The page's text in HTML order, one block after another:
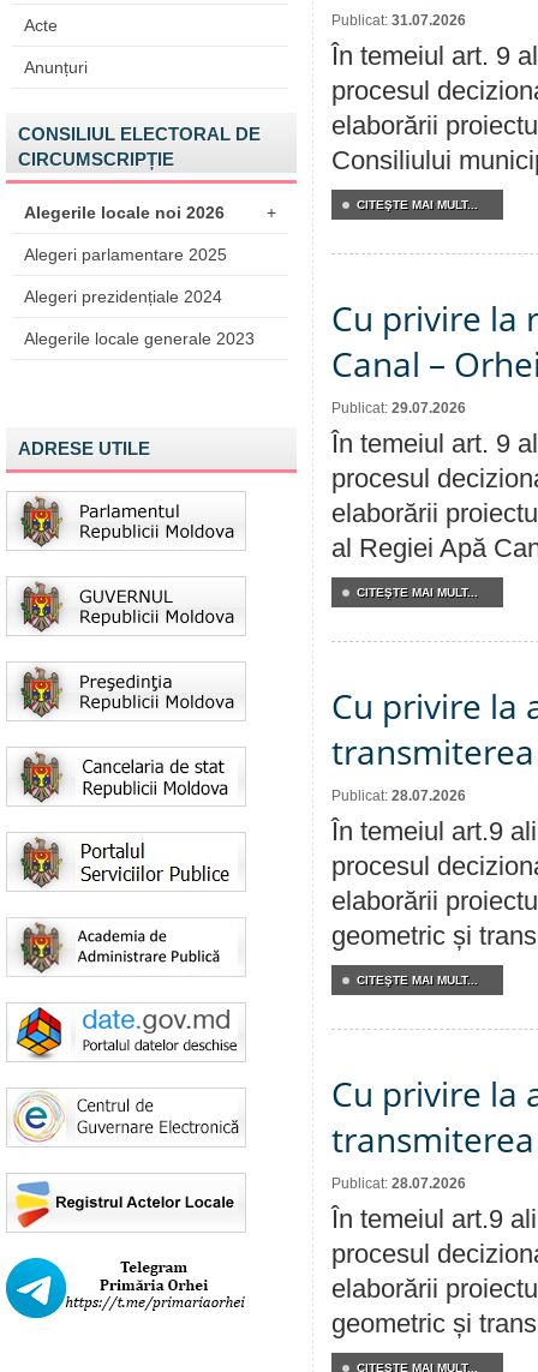
Acte
Anunțuri
CONSILIUL ELECTORAL DE
CIRCUMSCRIPȚIE
Alegerile locale noi 2026 +
Alegeri parlamentare 2025
Alegeri prezidențiale 2024
Alegerile locale generale 2023
ADRESE UTILE
Publicat: 31.07.2026
În temeiul art. 9
procesul
elaborării
Consiliului
CITEŞTE MAI MULT...
Cu privire la
Canal –
Publicat: 29.07.2026
În temeiul art. 9
procesul
elaborării
al Regiei Apă
CITEŞTE MAI MULT...
Cu privire la
Publicat: 28.07.2026
În temeiul art.9
procesul
elaborării
geometric și
CITEŞTE MAI MULT...
Cu privire la
Publicat: 28.07.2026
În temeiul art.9
procesul
elaborării
geometric și
CITEŞTE MAI MULT...